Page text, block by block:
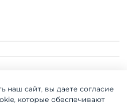
наш сайт, вы даете согласие
которые обеспечивают